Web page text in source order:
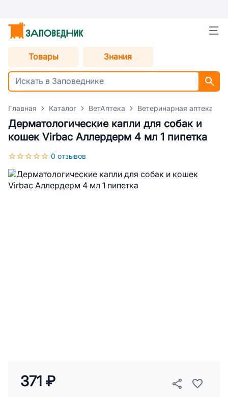
Товары Знания
Главная Каталог ВетАптека Ветеринарная аптека
Дерматологические капли для собак и
кошек Virbac Аллердерм 4 мл 1 пипетка
0 отзывов
371 ₽